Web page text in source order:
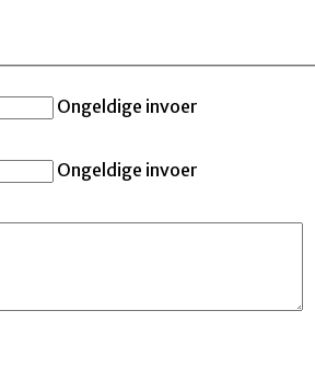
Ongeldige invoer
Ongeldige invoer